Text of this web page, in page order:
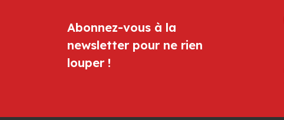
Abonnez-vous à la
newsletter pour ne rien
louper !